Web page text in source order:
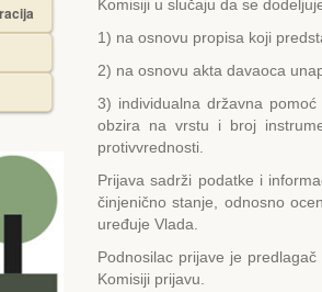
Komisiji u slučaju da se
1) na osnovu propisa koji
2) na osnovu akta davaoca
3) individualna državna
obzira na vrstu i broj
protivvrednosti.
Prijava sadrži podatke i
činjenično stanje, odnosno
uređuje Vlada.
Podnosilac prijave je
Komisiji prijavu.